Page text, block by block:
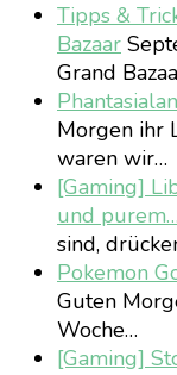
Tipps &
Bazaar
Grand
Morgen ihr
waren wir…
[Gaming]
und purem…
sind,
Pokemon
Guten
Woche…
[Gaming]